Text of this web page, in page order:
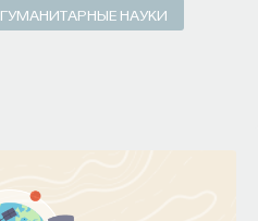
ГУМАНИТАРНЫЕ НАУКИ